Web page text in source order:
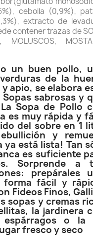
cebolla (0,9%),
extracto de
contener trazas de
MOLUSCOS,
un buen pollo,
de la
apio, se elabora
sabrosas y
Sopa de Pollo
es muy rápida y
del sobre en 1
y
ya está lista! Tan
es suficiente
Sorprende a
prepárales
fácil y
Fideos Finos,
sopas y cremas
la jardinera
o la
fresco y seco